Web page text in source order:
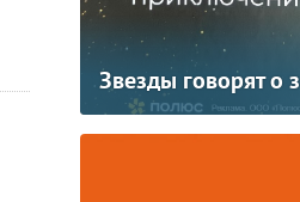
Звезды говорят о